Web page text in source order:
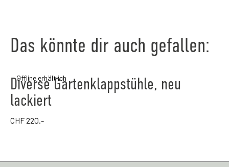
Das könnte dir auch gefallen:
Offline erhältlich
Diverse Gartenklappstühle, neu
lackiert
CHF220.-